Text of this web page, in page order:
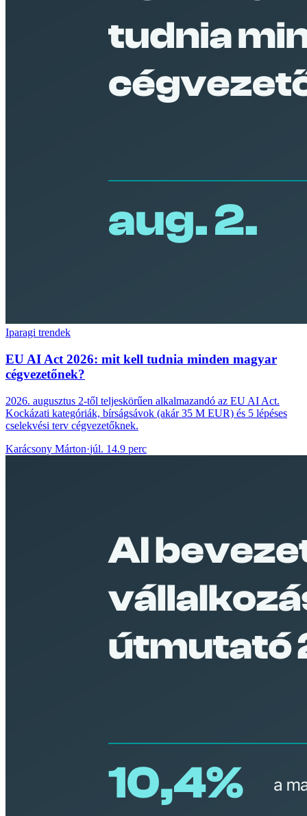
Iparagi trendek
EU AI Act 2026: mit kell tudnia minden magyar
cégvezetőnek?
2026. augusztus 2-től teljeskörűen alkalmazandó az EU AI Act.
Kockázati kategóriák, bírságsávok (akár 35 M EUR) és 5 lépéses
cselekvési terv cégvezetőknek.
Karácsony Márton·júl. 14.9 perc